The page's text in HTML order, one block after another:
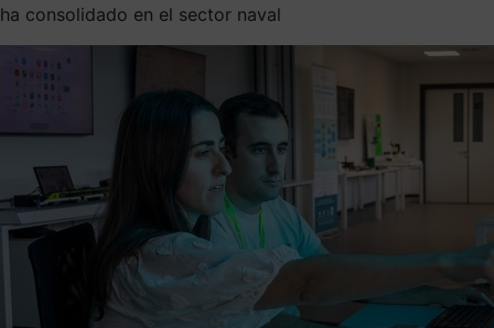
ha consolidado en el sector naval